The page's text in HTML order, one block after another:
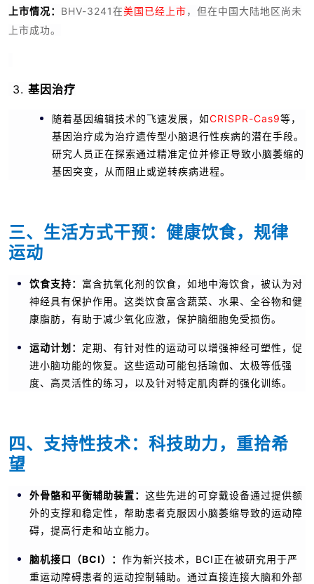
上市情况： BHV-3241在美国已经上市，但在中国大陆地区尚未
上市成功。
3. 基因治疗
随着基因编辑技术的飞速发展，如CRISPR-Cas9等，
基因治疗成为治疗遗传型小脑退行性疾病的潜在手段。
研究人员正在探索通过精准定位并修正导致小脑萎缩的
基因突变，从而阻止或逆转疾病进程。
三、生活方式干预：健康饮食，规律
运动
饮食支持： 富含抗氧化剂的饮食，如地中海饮食，被认为对
神经具有保护作用。这类饮食富含蔬菜、水果、全谷物和健
康脂肪，有助于减少氧化应激，保护脑细胞免受损伤。
运动计划： 定期、有针对性的运动可以增强神经可塑性，促
进小脑功能的恢复。这些运动可能包括瑜伽、太极等低强
度、高灵活性的练习，以及针对特定肌肉群的强化训练。
四、支持性技术：科技助力，重拾希
望
外骨骼和平衡辅助装置： 这些先进的可穿戴设备通过提供额
外的支撑和稳定性，帮助患者克服因小脑萎缩导致的运动障
碍，提高行走和站立能力。
脑机接口（BCI）： 作为新兴技术，BCI正在被研究用于严
重运动障碍患者的运动控制辅助。通过直接连接大脑和外部